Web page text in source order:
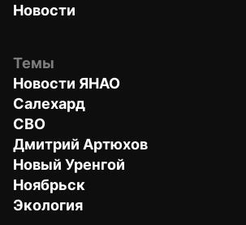
Новости
Темы
Новости ЯНАО
Салехард
СВО
Дмитрий Артюхов
Новый Уренгой
Ноябрьск
Экология